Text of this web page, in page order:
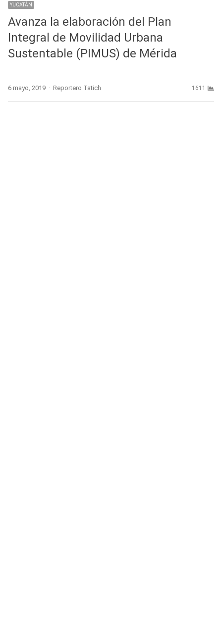
YUCATÁN
Avanza la elaboración del Plan
Integral de Movilidad Urbana
Sustentable (PIMUS) de Mérida
…
6 mayo, 2019 Author
Reportero Tatich 1611